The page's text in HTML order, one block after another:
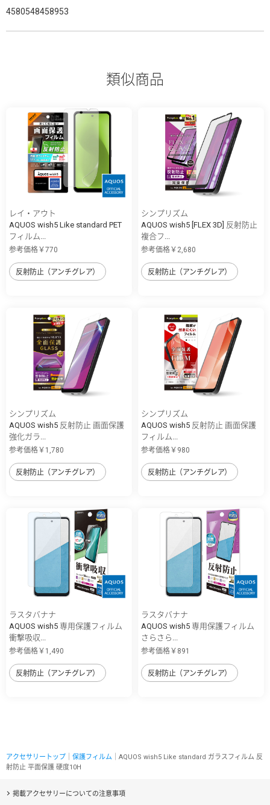
4580548458953
類似商品
レイ・アウト
AQUOS wish5 Like standard PET
フィルム...
参考価格￥770
反射防止（アンチグレア）
シンプリズム
AQUOS wish5 [FLEX 3D] 反射防止
複合フ...
参考価格￥2,680
反射防止（アンチグレア）
シンプリズム
AQUOS wish5 反射防止 画面保護
強化ガラ...
参考価格￥1,780
反射防止（アンチグレア）
シンプリズム
AQUOS wish5 反射防止 画面保護
フィルム...
参考価格￥980
反射防止（アンチグレア）
ラスタバナナ
AQUOS wish5 専用保護フィルム
衝撃吸収...
参考価格￥1,490
反射防止（アンチグレア）
ラスタバナナ
AQUOS wish5 専用保護フィルム
さらさら...
参考価格￥891
反射防止（アンチグレア）
アクセサリートップ 保護フィルム ｜AQUOS wish5 Like standard ガラスフィルム 反
射防止 平面保護 硬度10H
掲載アクセサリーについての注意事項